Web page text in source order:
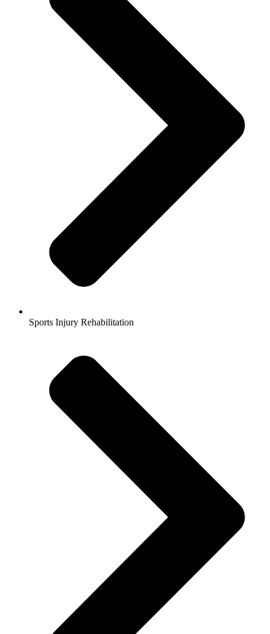
Sports Injury Rehabilitation